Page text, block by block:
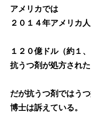
アメリカでは
２０１４年アメリカ
１２０億ドル（約１
抗うつ剤が処方された
だが抗うつ剤ではう
博士は訴えている。